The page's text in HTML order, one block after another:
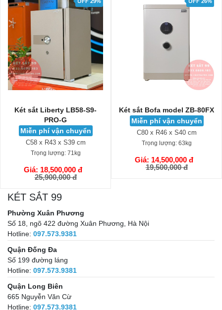
Két sắt Liberty LB58-S9-
PRO-G
Miễn phí vận chuyển
C58 x R43 x S39 cm
Trọng lượng:71kg
Giá: 18,500,000 đ
25,900,000 đ
GIỎ HÀNG
Két sắt Bofa model ZB-80FX
Miễn phí vận chuyển
C80 x R46 x S40 cm
Trọng lượng:63kg
Giá: 14,500,000 đ
19,500,000 đ
GIỎ HÀNG
KÉT SẮT 99
Phường Xuân Phương
Số 18, ngõ 422 đường Xuân Phương, Hà Nội
Hotline: 097.573.9381
Quận Đống Đa
Số 199 đường láng
Hotline: 097.573.9381
Quận Long Biên
665 Nguyễn Văn Cừ
Hotline: 097.573.9381